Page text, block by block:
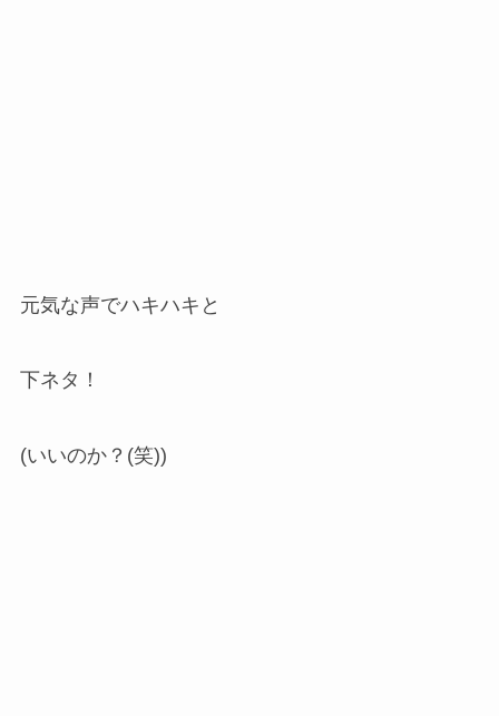
元気な声でハキハキと
下ネタ！
(いいのか？(笑))